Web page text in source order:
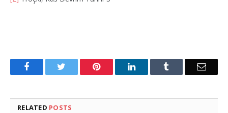
Facebook Pinterest LinkedIn Email
RELATED POSTS